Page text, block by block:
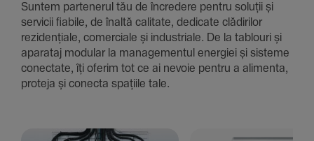
Suntem parte­nerul tău de încre­dere pentru soluții și
servicii fiabile, de înaltă cali­tate, dedi­cate clădi­rilor
rezi­den­țiale, comer­ciale și indus­triale. De la tablouri și
aparataj modular la managementul energiei și sisteme
conec­tate, îți oferim tot ce ai nevoie pentru a alimenta,
proteja și conecta spațiile tale.